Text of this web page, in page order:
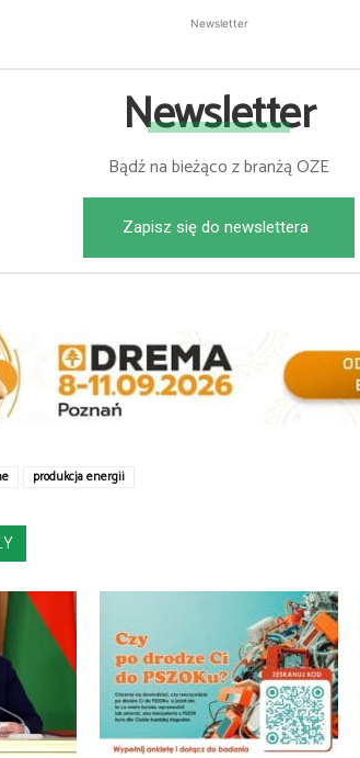
Newsletter
Newsletter
Bądź na bieżąco z branżą OZE
Zapisz się do newslettera
produkcja energii